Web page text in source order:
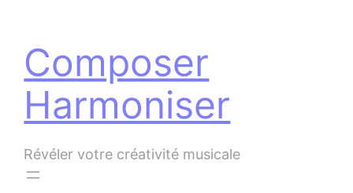
contenu
Composer
Harmoniser
Révéler votre créativité musicale